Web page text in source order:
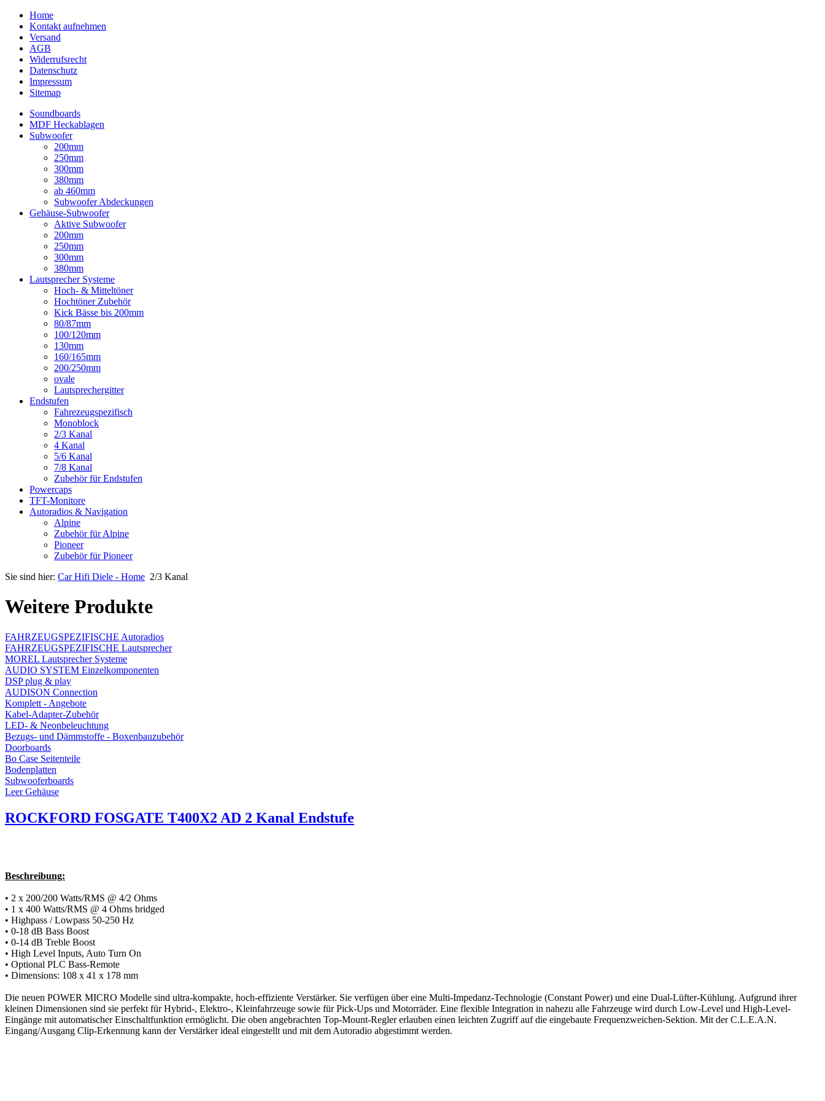
Home
Kontakt aufnehmen
Versand
AGB
Widerrufsrecht
Datenschutz
Impressum
Sitemap
Soundboards
MDF Heckablagen
Subwoofer
200mm
250mm
300mm
380mm
ab 460mm
Subwoofer Abdeckungen
Gehäuse-Subwoofer
Aktive Subwoofer
200mm
250mm
300mm
380mm
Lautsprecher Systeme
Hoch- & Mitteltöner
Hochtöner Zubehör
Kick Bässe bis 200mm
80/87mm
100/120mm
130mm
160/165mm
200/250mm
ovale
Lautsprechergitter
Endstufen
Fahrezeugspezifisch
Monoblock
2/3 Kanal
4 Kanal
5/6 Kanal
7/8 Kanal
Zubehör für Endstufen
Powercaps
TFT-Monitore
Autoradios & Navigation
Alpine
Zubehör für Alpine
Pioneer
Zubehör für Pioneer
Sie sind hier: Car Hifi Diele - Home 2/3 Kanal
Weitere Produkte
FAHRZEUGSPEZIFISCHE Autoradios
FAHRZEUGSPEZIFISCHE Lautsprecher
MOREL Lautsprecher Systeme
AUDIO SYSTEM Einzelkomponenten
DSP plug & play
AUDISON Connection
Komplett - Angebote
Kabel-Adapter-Zubehör
LED- & Neonbeleuchtung
Bezugs- und Dämmstoffe - Boxenbauzubehör
Doorboards
Bo Case Seitenteile
Bodenplatten
Subwooferboards
Leer Gehäuse
ROCKFORD FOSGATE T400X2 AD 2 Kanal Endstufe
Beschreibung:
• 2 x 200/200 Watts/RMS @ 4/2 Ohms
• 1 x 400 Watts/RMS @ 4 Ohms bridged
• Highpass / Lowpass 50-250 Hz
• 0-18 dB Bass Boost
• 0-14 dB Treble Boost
• High Level Inputs, Auto Turn On
• Optional PLC Bass-Remote
• Dimensions: 108 x 41 x 178 mm
Die neuen POWER MICRO Modelle sind ultra-kompakte, hoch-effiziente Verstärker. Sie verfügen über eine Multi-Impedanz-Technologie (Constant Power) und eine Dual-Lüfter-Kühlung. Aufgrund ihrer
kleinen Dimensionen sind sie perfekt für Hybrid-, Elektro-, Kleinfahrzeuge sowie für Pick-Ups und Motorräder. Eine flexible Integration in nahezu alle Fahrzeuge wird durch Low-Level und High-Level-
Eingänge mit automatischer Einschaltfunktion ermöglicht. Die oben angebrachten Top-Mount-Regler erlauben einen leichten Zugriff auf die eingebaute Frequenzweichen-Sektion. Mit der C.L.E.A.N.
Eingang/Ausgang Clip-Erkennung kann der Verstärker ideal eingestellt und mit dem Autoradio abgestimmt werden.